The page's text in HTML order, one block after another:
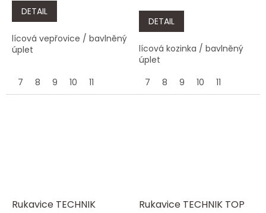
produktu
z
5
DETAIL
lícová vepřovice / bavlněný
úplet
7 8 9 10 11
DETAIL
lícová kozinka / bavlněný
úplet
7
8 9 10 11
Rukavice TECHNIK Rukavice TECHNIK TOP